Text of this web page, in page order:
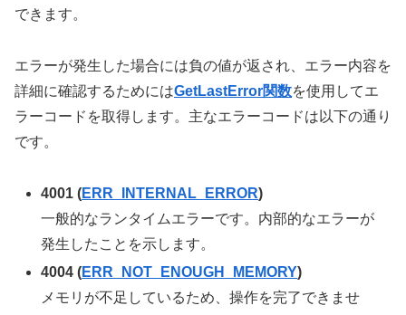
できます。
エラーが発生した場合には負の値が返され、エラー内容を
詳細に確認するためにはGetLastError関数を使用してエ
ラーコードを取得します。主なエラーコードは以下の通り
です。
4001 (ERR_INTERNAL_ERROR)
一般的なランタイムエラーです。内部的なエラーが
発生したことを示します。
4004 (ERR_NOT_ENOUGH_MEMORY)
メモリが不足しているため、操作を完了できませ